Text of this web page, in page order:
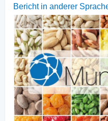
Bericht in anderer